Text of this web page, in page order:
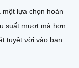
một lựa chọn hoàn
tuyệt vời vào ban